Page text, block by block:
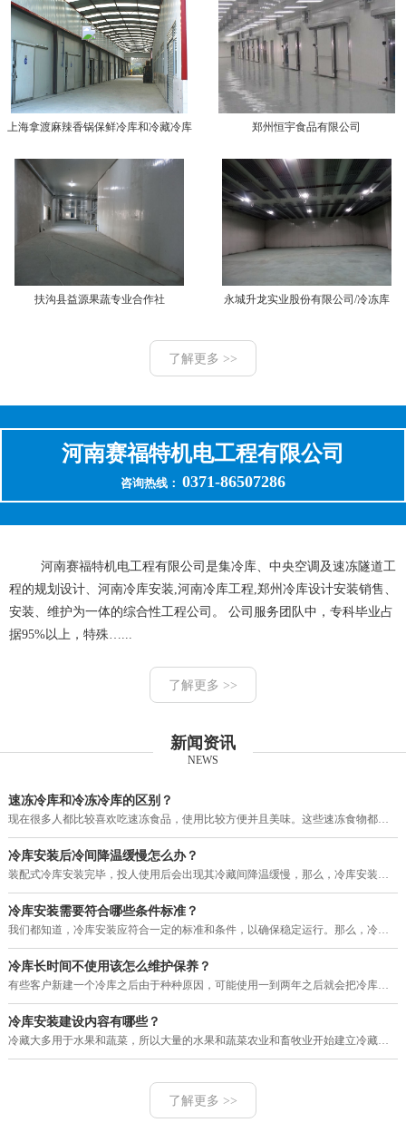
上海拿渡麻辣香锅保鲜冷库和冷藏冷库 郑州恒宇食品有限公司
扶沟县益源果蔬专业合作社 永城升龙实业股份有限公司/冷冻库
了解更多 >>
河南赛福特机电工程有限公司
咨询热线： 0371-86507286
河南赛福特机电工程有限公司是集冷库、中央空调及速冻隧道工
程的规划设计、河南冷库安装,河南冷库工程,郑州冷库设计安装销售、
安装、维护为一体的综合性工程公司。 公司服务团队中，专科毕业占
据95%以上，特殊…...
了解更多 >>
新闻资讯
NEWS
速冻冷库和冷冻冷库的区别？
现在很多人都比较喜欢吃速冻食品，使用比较方便并且美味。这些速冻食物都需要用冷库进行保存，目前市场上的冷库有速冻冷库和冷冻
冷库安装后冷间降温缓慢怎么办？
装配式冷库安装完毕，投人使用后会出现其冷藏间降温缓慢，那么，冷库安装后冷间降温缓慢怎么办？其大致故障原因和排除方法如下。
冷库安装需要符合哪些条件标准？
我们都知道，冷库安装应符合一定的标准和条件，以确保稳定运行。那么，冷库安装需要符合哪些条件标准？下面就由河南赛福特机电工
冷库长时间不使用该怎么维护保养？
有些客户新建一个冷库之后由于种种原因，可能使用一到两年之后就会把冷库暂停使用一段很长的时间，那么，我们的冷库长时间不使用
冷库安装建设内容有哪些？
冷藏大多用于水果和蔬菜，所以大量的水果和蔬菜农业和畜牧业开始建立冷藏。现在的冷库建设，设计理念多变，工艺也改进了很多，配
了解更多 >>